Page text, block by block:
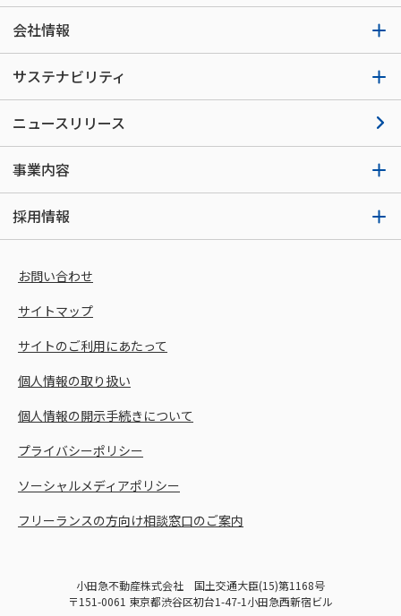
会社情報
サステナビリティ
ニュースリリース
事業内容
採用情報
お問い合わせ
サイトマップ
サイトのご利用にあたって
個人情報の取り扱い
個人情報の開示手続きについて
プライバシーポリシー
ソーシャルメディアポリシー
フリーランスの方向け相談窓口のご案内
小田急不動産株式会社 国土交通大臣(15)第1168号
〒151-0061 東京都渋谷区初台1-47-1小田急西新宿ビル